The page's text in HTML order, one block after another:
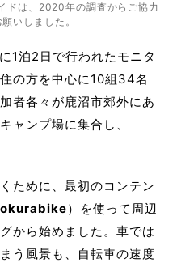
ドは、2020年の調査からご協力
いしました。
1泊2日で行われたモニタ
の方を中心に10組34名
者各々が鹿沼市郊外にあ
ャンプ場に集合し、
ために、最初のコンテン
okurabike）を使って周辺
から始めました。車では
う風景も、自転車の速度